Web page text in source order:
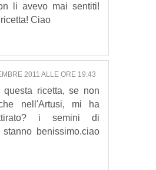
li avevo mai sentiti!
Ciao
2011 ALLE ORE 19:43
ricetta, se non
nell'Artusi, mi ha
i semini di
benissimo.ciao